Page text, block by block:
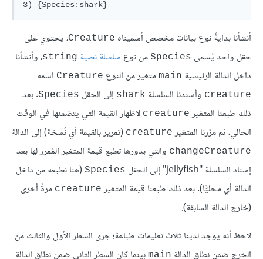
أنشأنا بدايةً نوع بيانات مخصص أسميناه Creature، يحتوي على
حقل واحد يُسمى Species من نوع سلسلة نصية string، وأنشأنا
داخل الدالة الرئيسية main متغير من النوع Creature اسمه
creature وأسندنا السلسلة shark إلى الحقل Species. بعد
ذلك طبعنا المتغير creature لإظهار القيمة التي يتضمنها في الوقت
الحالي، ثم مرّرنا المتغير creature (تمرير بالقيمة أي نُسخة) إلى الدالة
changeCreature والتي بدورها تطبع قيمة المتغير المُمرر لها بعد
إسناد السلسلة "jellyfish" إلى الحقل
Species (هنا نطبعه من داخل
الدالة أي محليًّا). بعد ذلك طبعنا قيمة المتغير creature مرةً أخرى
(خارج الدالة السابقة).
لاحظ أنه يوجد لدينا ثلاث تعليمات طباعة؛ جرى السطر الأول والثالث من
الخرج ضمن نطاق الدالة main بينما كان السطر الثاني ضمن نطاق الدالة